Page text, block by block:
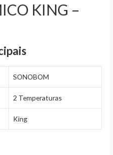
KING –
SONOBOM
2 Temperaturas
King